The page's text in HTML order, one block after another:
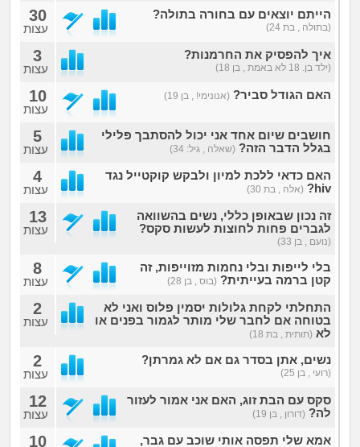
הייתם יוצאים עם בחורה בתולה?
(בתולה , בת 24)
30
עצות
איך להפסיק את החרמנות?
(ילד בן. 18 לא באמת , בן 18)
3
עצות
האם הגודל סביר? (אנונימי! , בן 19) 10
עצות
חושבים שיום אחד אני יכול להסתבך פלילי
בגלל הדבר הזה? (שאלה , גיל: 34)
5
עצות
האם כדאי ללכת למיון ולבקש קוקטייל נגד
hiv?
(אלה , בת 30)
4
עצות
זה נכון שבאופן כללי, נשים בהשוואה
לגברים פחות לחוצות לעשות סקס?
(נועם , בן 33)
13
עצות
בלי לייפות ובלי נחמות מזוייפות, זה
קטן ברמה בעייתית? (בוס , בן 28)
8
עצות
התחלתי לקחת גלולות יסמין פלוס ואני לא
בטוחה אם לחבר שלי מותר לגמור בפנים או
לא (תותית , בת 18)
2
עצות
נשים, אתן בסדר גם אם לא גמרתן?
(רועי , בן 25)
2
עצות
סקס עם הבת זוג, האם אני אמור לעזור
לה? (דורון , בן 19)
12
עצות
אמא שלי תפסה אותי שוכב עם גבר, 10